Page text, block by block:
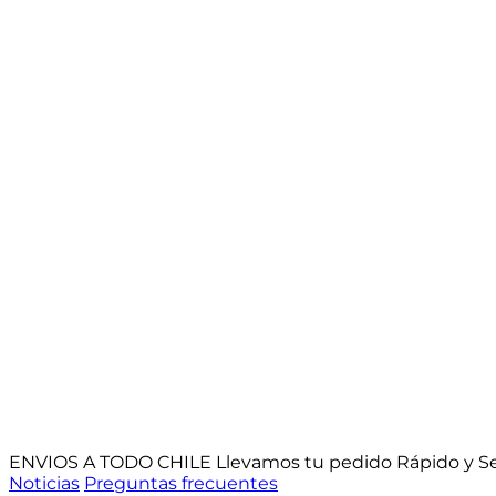
ENVIOS A TODO CHILE Llevamos tu pedido Rápido y
Noticias Preguntas frecuentes